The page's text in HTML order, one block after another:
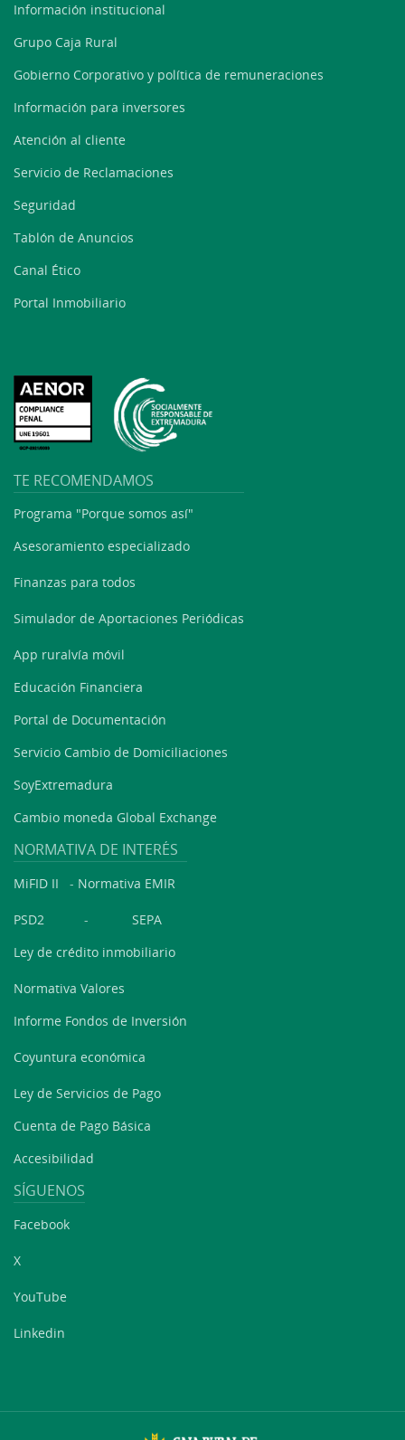
Información institucional
Grupo Caja Rural
Gobierno Corporativo y política de remuneraciones
Información para inversores
Atención al cliente
Servicio de Reclamaciones
Seguridad
Tablón de Anuncios
Canal Ético
Portal Inmobiliario
TE RECOMENDAMOS
Programa "Porque somos así"
Asesoramiento especializado
Finanzas para todos
Simulador de Aportaciones Periódicas
App ruralvía móvil
Educación Financiera
Portal de Documentación
Servicio Cambio de Domiciliaciones
SoyExtremadura
Cambio moneda Global Exchange
NORMATIVA DE INTERÉS
MiFID II - Normativa EMIR
PSD2 - SEPA
Ley de crédito inmobiliario
Normativa Valores
Informe Fondos de Inversión
Coyuntura económica
Ley de Servicios de Pago
Cuenta de Pago Básica
Accesibilidad
SÍGUENOS
Facebook
X
YouTube
Linkedin